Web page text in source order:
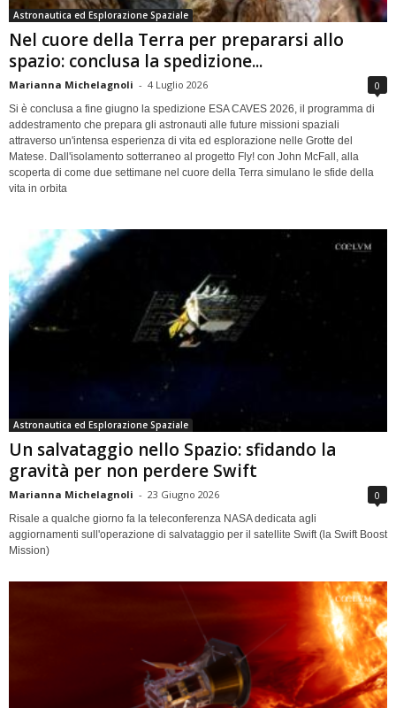
Astronautica ed Esplorazione Spaziale
Nel cuore della Terra per prepararsi allo
spazio: conclusa la spedizione...
Marianna Michelagnoli - 4 Luglio 2026 0
Si è conclusa a fine giugno la spedizione ESA CAVES 2026, il programma di
addestramento che prepara gli astronauti alle future missioni spaziali
attraverso un'intensa esperienza di vita ed esplorazione nelle Grotte del
Matese. Dall'isolamento sotterraneo al progetto Fly! con John McFall, alla
scoperta di come due settimane nel cuore della Terra simulano le sfide della
vita in orbita
Astronautica ed Esplorazione Spaziale
Un salvataggio nello Spazio: sfidando la
gravità per non perdere Swift
Marianna Michelagnoli - 23 Giugno 2026 0
Risale a qualche giorno fa la teleconferenza NASA dedicata agli
aggiornamenti sull'operazione di salvataggio per il satellite Swift (la Swift Boost
Mission)